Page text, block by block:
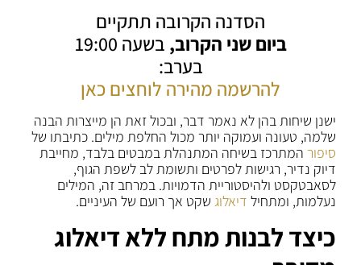
הסדנה הקרובה תתקיים
ביום שני הקרוב,
בשעה 19:00
בערב:
להרשמה מהירה לוחצים כאן
ישנן שיחות בהן לא נאמר דבר, ובכול זאת הן מייצרות הבנה
שלמה, טעונה ועמוקה יותר מכול החלפת מילים. כתיבתו של
סיפור המתרכז בשיחה המתנהלת במבטים בלבד, מחייבת
דיוק נדיר, רגישות לפרטים ותשומת לב לשפת הגוף,
לסאבטקסט ולהיסטוריית הדמויות. במרחב זה, המילים
נעלמות, ומתחיל דיאלוג שקט אך רועם של העיניים.
כיצד לבנות מתח ללא דיאלוג